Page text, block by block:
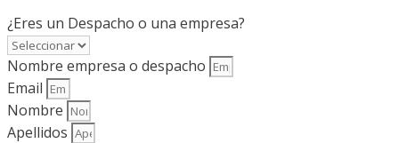
¿Eres un Despacho o una empresa?
Nombre empresa o despacho
Email
Nombre
Apellidos